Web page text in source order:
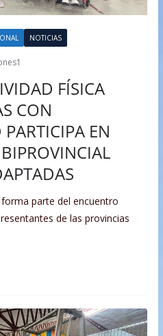
NOTICIAS
FÍSICA
CON
EN
parte del encuentro
de las provincias